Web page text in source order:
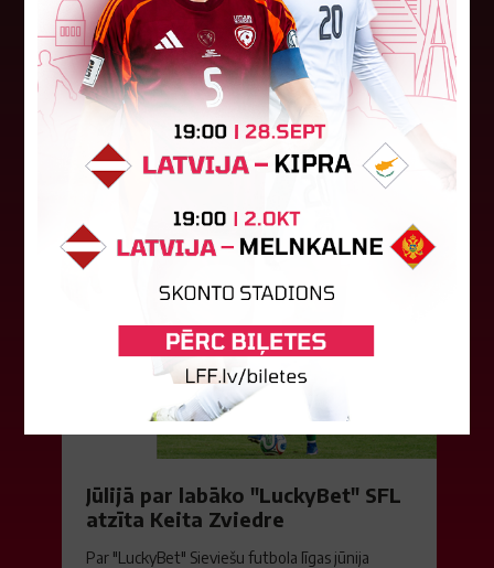
"Riga FC" iegūst handikapu, RFS
būs jāatspēlējas
Ceturtdienas vakarā savas spēles UEFA
Konferences līgas kvalifikācijas trešajā kārtā
aizvadīja divi Latvijas klubi. FC RFS izbraukumā ar
0:2 zaudēja Čehijas "Jablonec"...
06. augusts 2026.
Jūlijā par labāko "LuckyBet" SFL
atzīta Keita Zviedre
Par "LuckyBet" Sieviešu futbola līgas jūnija